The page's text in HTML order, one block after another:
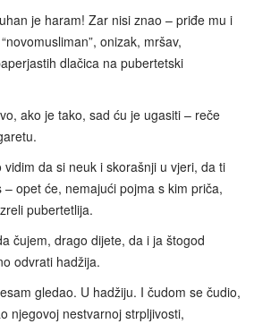
je haram! Zar nisi znao – priđe mu i
onizak, mršav,
dlačica na pubertetski
ako je tako, sad ću je ugasiti – reče
da si neuk i skorašnji u vjeri, da ti
opet će, nemajući pojma s kim priča,
pubertetlija.
čujem, drago dijete, da i ja štogod
odvrati hadžija.
gledao. U hadžiju. I čudom se čudio,
njegovoj nestvarnoj strpljivosti,